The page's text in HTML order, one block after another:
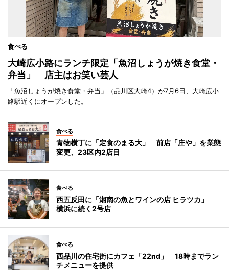
食べる
大崎広小路にランチ限定「魚沼しょうが焼き食堂・
弁当」 店主はお笑い芸人
「魚沼しょうが焼き食堂・弁当」（品川区大崎4）が7月6日、大崎広小
路駅近くにオープンした。
食べる
青物横丁に「定食のまる大」 前店「庄や」を業態
変更、23区内2店目
食べる
西五反田に「湘南の魚とワインの店 ヒラツカ」
横浜に続く2号店
食べる
西品川の住宅街にカフェ「22nd」 18時までラン
チメニューを提供